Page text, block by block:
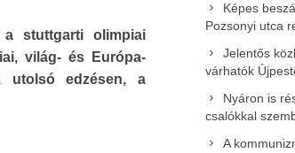
a stuttgarti olimpiai
világ- és Európa-
utolsó edzésen, a
Képes
Pozsonyi utca
Jelentős
várhatók
Nyáron is
csalókkal
A